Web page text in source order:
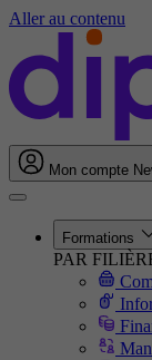
Aller au contenu
Mon compte
Formations
PAR